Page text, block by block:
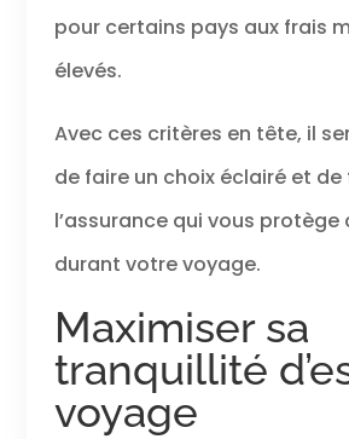
pour certains pays aux frais
élevés.
Avec ces critères en tête, il
de faire un choix éclairé et
l’assurance qui vous protège
durant votre voyage.
Maximiser sa
tranquillité
voyage